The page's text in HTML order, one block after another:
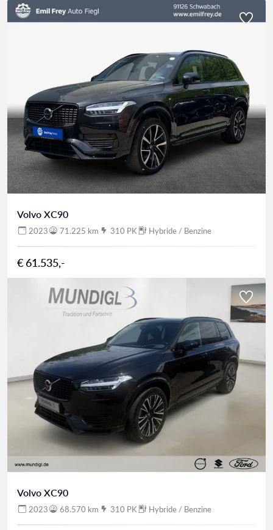
Volvo XC90
2023 71.225 km 310 PK Hybride / Benzine
€ 61.535,-
Volvo XC90
2023 68.570 km 310 PK Hybride / Benzine